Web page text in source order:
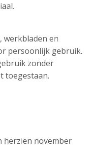
werkbladen en
persoonlijk gebruik.
zonder
toegestaan.
herzien november